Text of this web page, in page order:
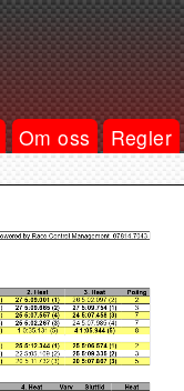
Om oss Regler